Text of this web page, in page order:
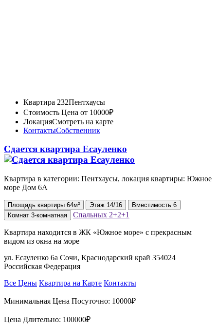
Квартира 232Пентхаусы
Стоимость Цена от 10000₽
ЛокацияСмотреть на карте
КонтактыСобственник
Сдается квартира Есауленко
Квартира в категории: Пентхаусы, локация квартиры: Южное
море Дом 6А
Площадь квартиры 64м² Этаж 14/16 Вместимость 6
Комнат 3-комнатная Спальных 2+2+1
Квартира находится в ЖК «Южное море» с прекрасным
видом из окна на море
ул. Есауленко 6а Сочи, Краснодарский край 354024
Российская Федерация
Все Цены Квартира на Карте Контакты
Минимальная Цена Посуточно: 10000₽
Цена Длительно: 100000₽